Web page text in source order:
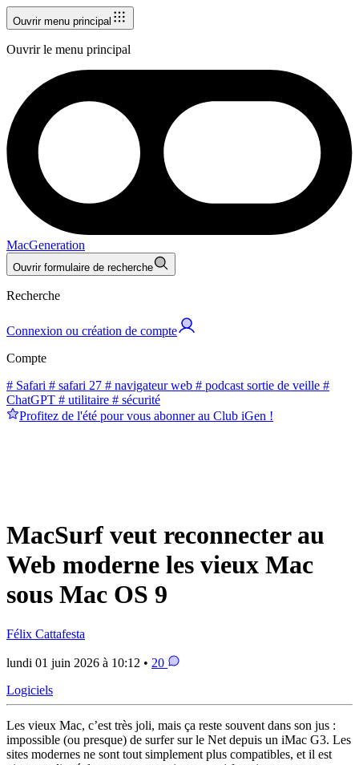
Ouvrir menu principal
Ouvrir le menu principal
MacGeneration
Ouvrir formulaire de recherche
Recherche
Connexion ou création de compte
Compte
# Safari # safari 27 # navigateur web # podcast sortie de veille #
ChatGPT # utilitaire # sécurité
Profitez de l'été pour vous abonner au Club iGen !
MacSurf veut reconnecter au
Web moderne les vieux Mac
sous Mac OS 9
Félix Cattafesta
lundi 01 juin 2026 à 10:12 • 20
Logiciels
Les vieux Mac, c’est très joli, mais ça reste souvent dans son jus :
impossible (ou presque) de surfer sur le Net depuis un iMac G3. Les
sites modernes ne sont tout simplement plus compatibles, et il est